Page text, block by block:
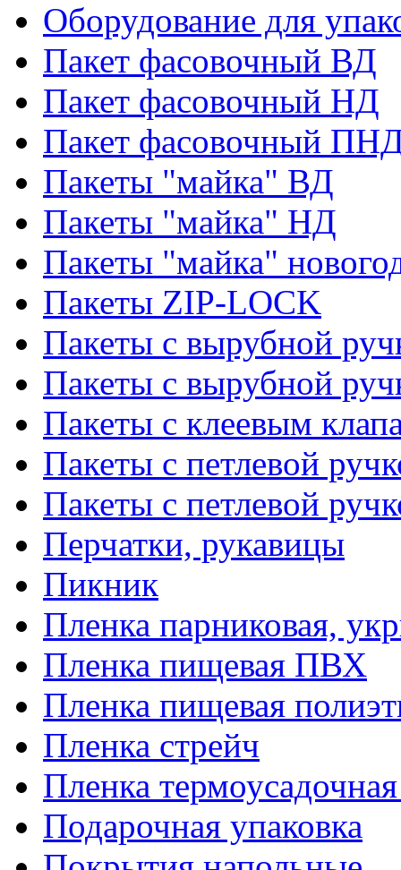
Оборудование для
Пакет фасовочный ВД
Пакет фасовочный НД
Пакет фасовочный
Пакеты "майка" ВД
Пакеты "майка" НД
Пакеты "майка"
Пакеты ZIP-LOCK
Пакеты с вырубной
Пакеты с вырубной
Пакеты с клеевым
Пакеты с петлевой
Пакеты с петлевой
Перчатки, рукавицы
Пикник
Пленка парниковая,
Пленка пищевая ПВХ
Пленка пищевая
Пленка стрейч
Пленка
Подарочная упаковка